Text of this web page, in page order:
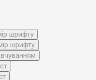
шрифту
шрифту